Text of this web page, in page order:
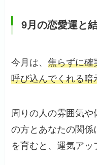
9月の恋愛運と
今月は、焦らずに確
呼び込んでくれる暗
周りの人の雰囲気
の方とあなたの関係
を育むと、運気アッ